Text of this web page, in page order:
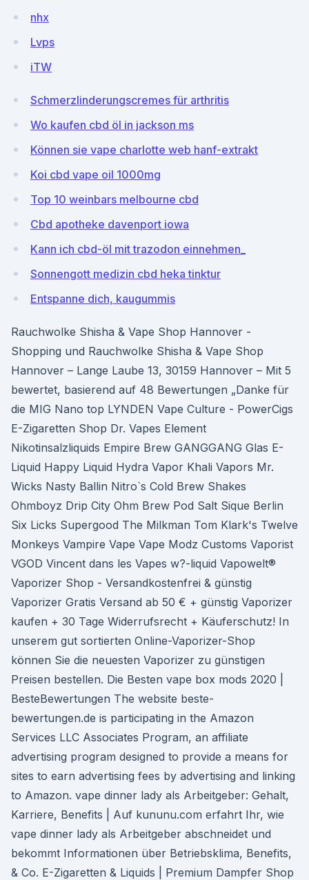
nhx
Lvps
iTW
Schmerzlinderungscremes für arthritis
Wo kaufen cbd öl in jackson ms
Können sie vape charlotte web hanf-extrakt
Koi cbd vape oil 1000mg
Top 10 weinbars melbourne cbd
Cbd apotheke davenport iowa
Kann ich cbd-öl mit trazodon einnehmen_
Sonnengott medizin cbd heka tinktur
Entspanne dich, kaugummis
Rauchwolke Shisha & Vape Shop Hannover -
Shopping und Rauchwolke Shisha & Vape Shop
Hannover – Lange Laube 13, 30159 Hannover – Mit 5
bewertet, basierend auf 48 Bewertungen „Danke für
die MIG Nano top LYNDEN Vape Culture - PowerCigs
E-Zigaretten Shop Dr. Vapes Element
Nikotinsalzliquids Empire Brew GANGGANG Glas E-
Liquid Happy Liquid Hydra Vapor Khali Vapors Mr.
Wicks Nasty Ballin Nitro`s Cold Brew Shakes
Ohmboyz Drip City Ohm Brew Pod Salt Sique Berlin
Six Licks Supergood The Milkman Tom Klark's Twelve
Monkeys Vampire Vape Vape Modz Customs Vaporist
VGOD Vincent dans les Vapes w?-liquid Vapowelt®
Vaporizer Shop - Versandkostenfrei & günstig
Vaporizer Gratis Versand ab 50 € + günstig Vaporizer
kaufen + 30 Tage Widerrufsrecht + Käuferschutz! In
unserem gut sortierten Online-Vaporizer-Shop
können Sie die neuesten Vaporizer zu günstigen
Preisen bestellen. Die Besten vape box mods 2020 |
BesteBewertungen The website beste-
bewertungen.de is participating in the Amazon
Services LLC Associates Program, an affiliate
advertising program designed to provide a means for
sites to earn advertising fees by advertising and linking
to Amazon. vape dinner lady als Arbeitgeber: Gehalt,
Karriere, Benefits | Auf kununu.com erfahrt Ihr, wie
vape dinner lady als Arbeitgeber abschneidet und
bekommt Informationen über Betriebsklima, Benefits,
& Co. E-Zigaretten & Liquids | Premium Dampfer Shop